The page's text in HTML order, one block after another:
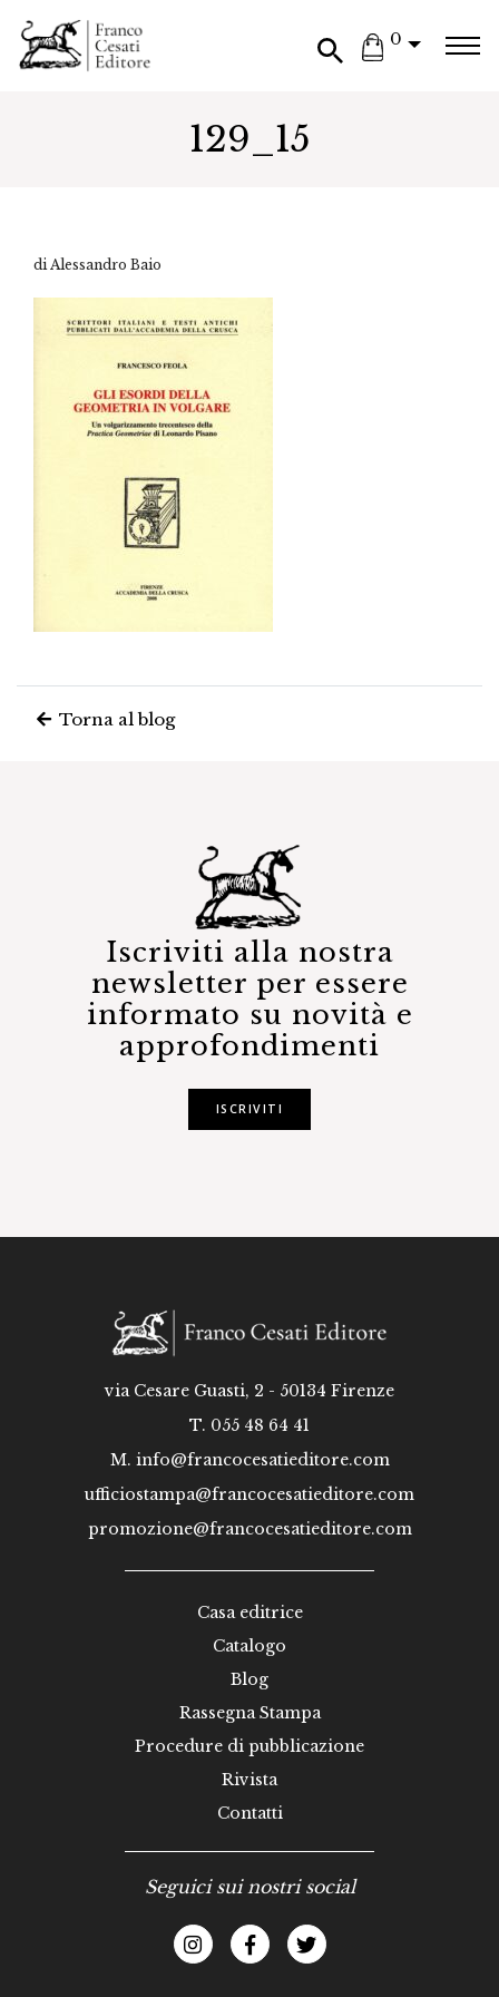
0
129_15
di Alessandro Baio
Torna al blog
Iscriviti alla nostra
newsletter per essere
informato su novità e
approfondimenti
ISCRIVITI
via Cesare Guasti, 2 - 50134 Firenze
T. 055 48 64 41
M. info@francocesatieditore.com
ufficiostampa@francocesatieditore.com
promozione@francocesatieditore.com
Casa editrice
Catalogo
Blog
Rassegna Stampa
Procedure di pubblicazione
Rivista
Contatti
Seguici sui nostri social